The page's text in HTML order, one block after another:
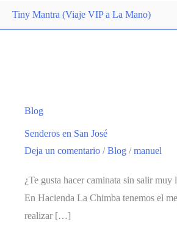
Tiny Mantra (Viaje VIP a La Mano)
Blog
Senderos en San José
Deja un comentario /Blog /manuel
¿Te gusta hacer caminata sin salir
En Hacienda La Chimba tenemos el
realizar […]